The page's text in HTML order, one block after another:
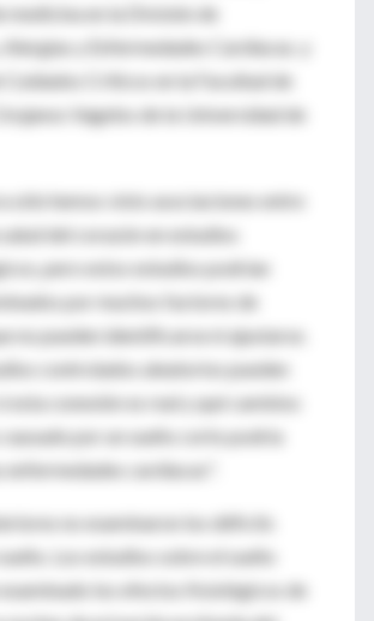
medicina en la División de
Alergias y Enfermedades Cardíacas. y
Cuidados Críticos en la Facultad de
Vagelos de la Universidad de
sólo hemos visto asociaciones entre
salud del corazón en estudios
pero estos estudios podrían
por muchos factores de
no pueden identificarse ni ajustarse.
controlados aleatorios pueden
esta conexión es real y qué cambios
por un sueño corto podría
enfermedades cardíacas".
no examinaron los déficits
Los estudios sobre el sueño
examinado los efectos fisiológicos de